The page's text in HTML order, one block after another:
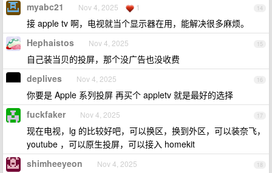
14
myabc21 Nov 4, 2025 1
接 apple tv 啊，电视就当个显示器在用，能解决很多麻烦。
15
Hephaistos Nov 4, 2025
自己装当贝的投屏，那个没广告也没收费
16
deplives Nov 4, 2025
你要是 Apple 系列投屏 再买个 appletv 就是最好的选择
17
fuckfaker Nov 4, 2025
现在电视，lg 的比较好吧，可以换区，换到外区，可以装奈飞，
youtube ，可以原生投屏，可以接入 homekit
18
shimheeyeon Nov 4, 2025